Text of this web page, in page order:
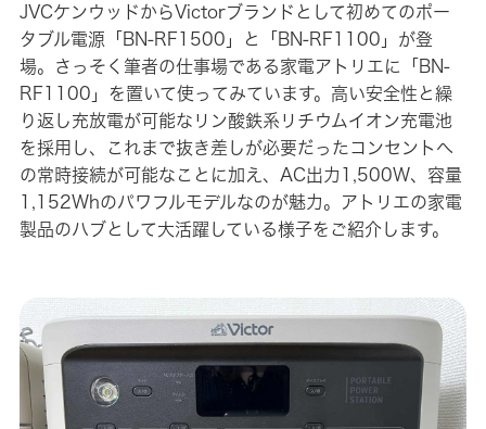
JVCケンウッドからVictorブランドとして初めてのポー
タブル電源「BN-RF1500」と「BN-RF1100」が登
場。さっそく筆者の仕事場である家電アトリエに「BN-
RF1100」を置いて使ってみています。高い安全性と繰
り返し充放電が可能なリン酸鉄系リチウムイオン充電池
を採用し、これまで抜き差しが必要だったコンセントへ
の常時接続が可能なことに加え、AC出力1,500W、容量
1,152Whのパワフルモデルなのが魅力。アトリエの家電
製品のハブとして大活躍している様子をご紹介します。